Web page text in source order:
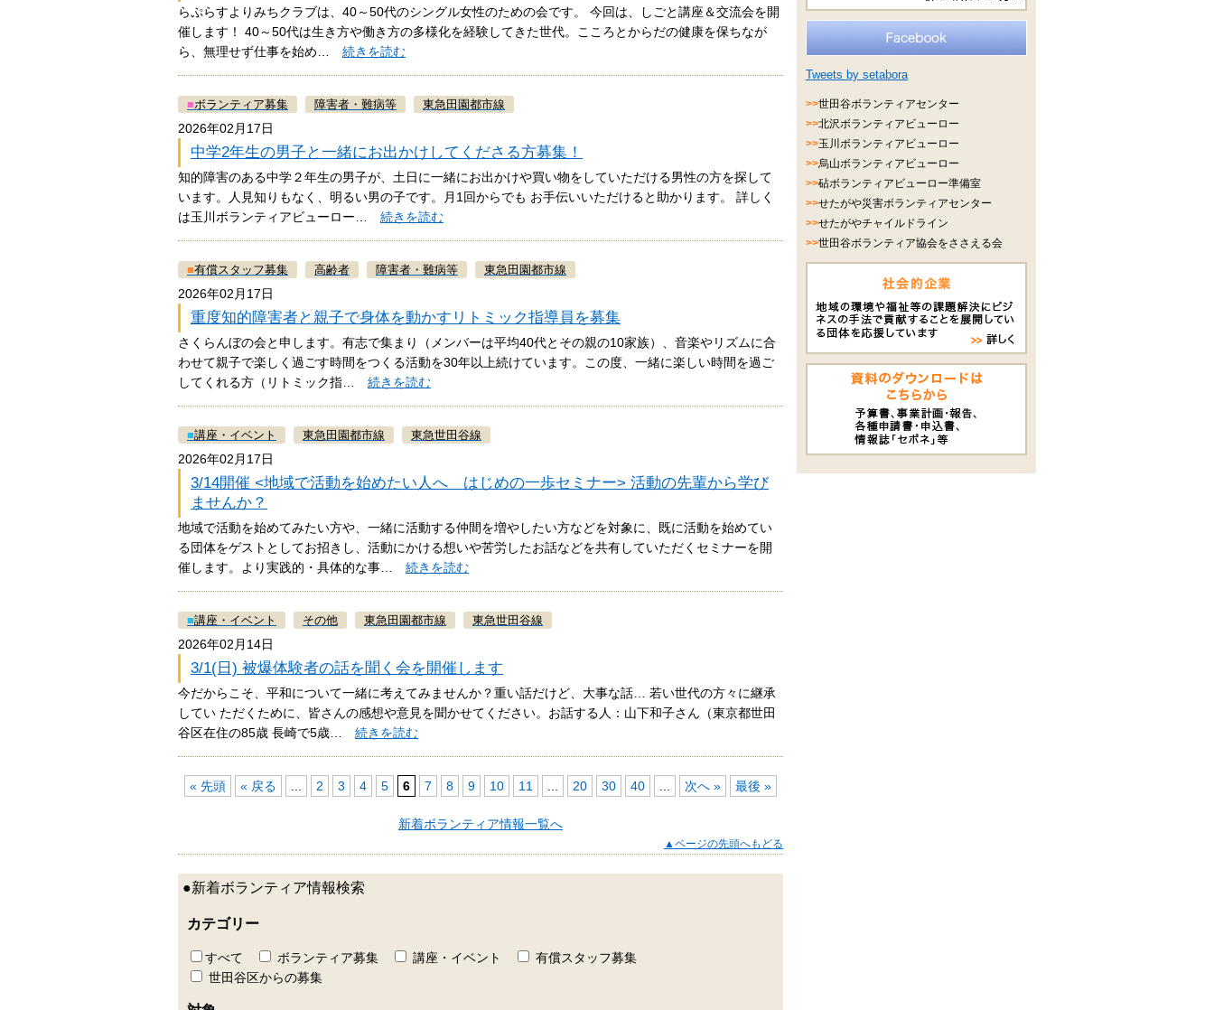
らぷらすよりみちクラブは、40～50代のシングル女性のための会です。 今回は、しごと講座＆交流会を開
催します！ 40～50代は生き方や働き方の多様化を経験してきた世代。こころとからだの健康を保ちなが
ら、無理せず仕事を始め… 続きを読む
■ボランティア募集 障害者・難病等 東急田園都市線
2026年02月17日
中学2年生の男子と一緒にお出かけしてくださる方募集！
知的障害のある中学２年生の男子が、土日に一緒にお出かけや買い物をしていただける男性の方を探して
います。人見知りもなく、明るい男の子です。月1回からでも お手伝いいただけると助かります。 詳しく
は玉川ボランティアビューロー… 続きを読む
■有償スタッフ募集 高齢者 障害者・難病等 東急田園都市線
2026年02月17日
重度知的障害者と親子で身体を動かすリトミック指導員を募集
さくらんぼの会と申します。有志で集まり（メンバーは平均40代とその親の10家族）、音楽やリズムに合
わせて親子で楽しく過ごす時間をつくる活動を30年以上続けています。この度、一緒に楽しい時間を過ご
してくれる方（リトミック指… 続きを読む
■講座・イベント 東急田園都市線 東急世田谷線
2026年02月17日
3/14開催 <地域で活動を始めたい人へ はじめの一歩セミナー> 活動の先輩から学び
ませんか？
地域で活動を始めてみたい方や、一緒に活動する仲間を増やしたい方などを対象に、既に活動を始めてい
る団体をゲストとしてお招きし、活動にかける想いや苦労したお話などを共有していただくセミナーを開
催します。より実践的・具体的な事… 続きを読む
■講座・イベント その他 東急田園都市線 東急世田谷線
2026年02月14日
3/1(日) 被爆体験者の話を聞く会を開催します
今だからこそ、平和について一緒に考えてみませんか？重い話だけど、大事な話… 若い世代の方々に継承
してい ただくために、皆さんの感想や意見を聞かせてください。お話する人：山下和子さん（東京都世田
谷区在住の85歳 長崎で5歳… 続きを読む
« 先頭 « 戻る 2 3 4 5 6 7 8 9 10 11 20 30 40 次へ » 最後 »
新着ボランティア情報一覧へ
▲ページの先頭へもどる
●新着ボランティア情報検索
カテゴリー
すべて ボランティア募集 講座・イベント
有償スタッフ募集
世田谷区からの募集
Tweets by setabora
>>世田谷ボランティアセンター
>>北沢ボランティアビューロー
>>玉川ボランティアビューロー
>>烏山ボランティアビューロー
>>砧ボランティアビューロー準備室
>>せたがや災害ボランティアセンター
>>せたがやチャイルドライン
>>世田谷ボランティア協会をささえる会